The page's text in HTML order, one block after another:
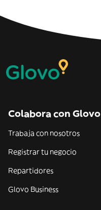
Colabora con Glovo
Trabaja con nosotros
Registrar tu negocio
Repartidores
Glovo Business